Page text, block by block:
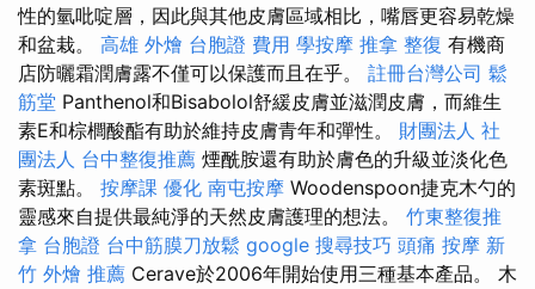
性的氫吡啶層，因此與其他皮膚區域相比，嘴唇更容易乾燥
和盆栽。 高雄 外燴 台胞證 費用 學按摩 推拿 整復 有機商
店防曬霜潤膚露不僅可以保護而且在乎。 註冊台灣公司 鬆
筋堂 Panthenol和Bisabolol舒緩皮膚並滋潤皮膚，而維生
素E和棕櫚酸酯有助於維持皮膚青年和彈性。 財團法人 社
團法人 台中整復推薦 煙酰胺還有助於膚色的升級並淡化色
素斑點。 按摩課 優化 南屯按摩 Woodenspoon捷克木勺的
靈感來自提供最純淨的天然皮膚護理的想法。 竹東整復推
拿 台胞證 台中筋膜刀放鬆 google 搜尋技巧 頭痛 按摩 新
竹 外燴 推薦 Cerave於2006年開始使用三種基本產品。 木